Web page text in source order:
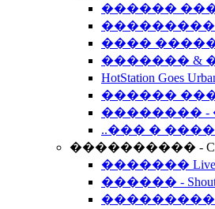
������
���������
����
������� &
HotStation Goes
������
�������� -
..��� �
���������� -
������� Live
������ -